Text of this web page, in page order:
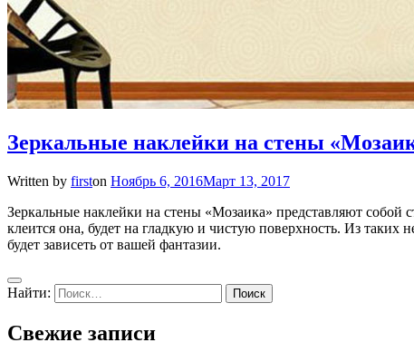
Зеркальные наклейки на стены
Written by firston Ноябрь 6, 2016Март 13, 2017
Зеркальные наклейки на стены «Мозаика» представляют
клеится она, будет на гладкую и чистую поверхность. Из
будет зависеть от вашей фантазии.
Найти:
Свежие записи